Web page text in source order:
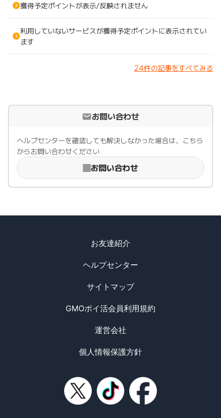
獲得予定ポイントが表示/反映されません
利用していないサービスが獲得予定ポイントに表示されてい
ます
24件の記事をすべてみる
お問い合わせ
ヘルプセンターを確認しても解決しなかった場合は、こちら
からお問い合わせください
お問い合わせ
お友達紹介
ヘルプセンター
サイトマップ
GMOポイ活会員利用規約
運営会社
個人情報保護方針